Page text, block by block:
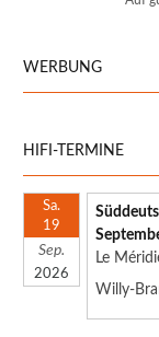
WERBUNG
HIFI-TERMINE
Sa.
19
Sep.
2026
Le
Willy-